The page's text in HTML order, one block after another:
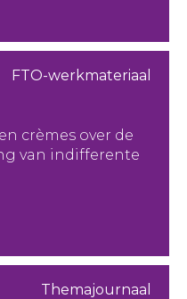
FTO-werkmateriaal
crèmes over de
van indifferente
Themajournaal